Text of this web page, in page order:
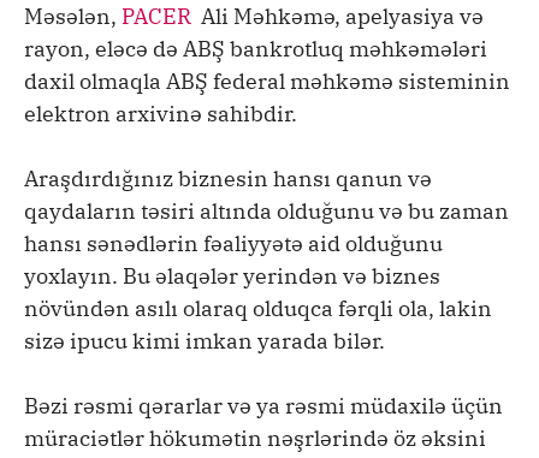
Məsələn, PACER Ali Məhkəmə, apelyasiya və
rayon, eləcə də ABŞ bankrotluq məhkəmələri
daxil olmaqla ABŞ federal məhkəmə sisteminin
elektron arxivinə sahibdir.
Araşdırdığınız biznesin hansı qanun və
qaydaların təsiri altında olduğunu və bu zaman
hansı sənədlərin fəaliyyətə aid olduğunu
yoxlayın. Bu əlaqələr yerindən və biznes
növündən asılı olaraq olduqca fərqli ola, lakin
sizə ipucu kimi imkan yarada bilər.
Bəzi rəsmi qərarlar və ya rəsmi müdaxilə üçün
müraciətlər hökumətin nəşrlərində öz əksini